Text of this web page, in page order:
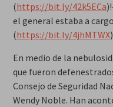
(https://bit.ly/42k5ECa
el general estaba a
(https://bit.ly/4jhMTWX
En medio de la
que fueron
Consejo de Seguridad
Wendy Noble. Han